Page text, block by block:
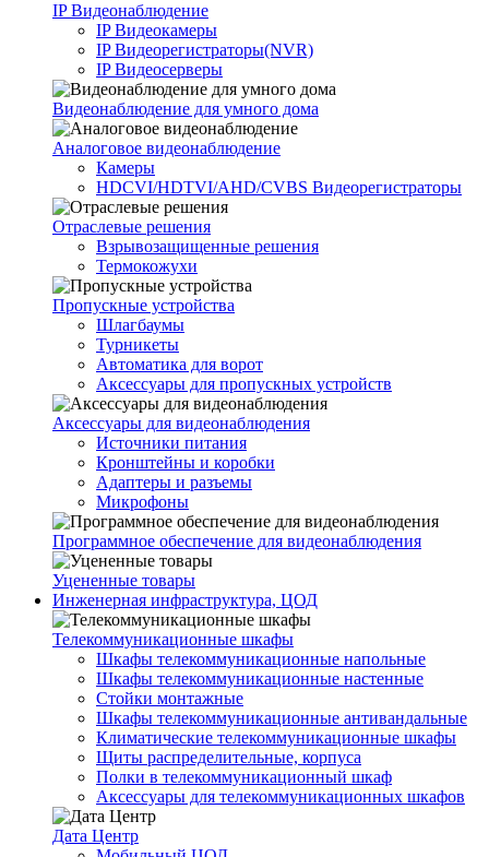
IP Видеонаблюдение
IP Видеокамеры
IP Видеорегистраторы(NVR)
IP Видеосерверы
Видеонаблюдение для умного дома
Аналоговое видеонаблюдение
Камеры
HDCVI/HDTVI/AHD/CVBS Видеорегистраторы
Отраслевые решения
Взрывозащищенные решения
Термокожухи
Пропускные устройства
Шлагбаумы
Турникеты
Автоматика для ворот
Аксессуары для пропускных устройств
Аксессуары для видеонаблюдения
Источники питания
Кронштейны и коробки
Адаптеры и разъемы
Микрофоны
Программное обеспечение для видеонаблюдения
Уцененные товары
Инженерная инфраструктура, ЦОД
Телекоммуникационные шкафы
Шкафы телекоммуникационные напольные
Шкафы телекоммуникационные настенные
Стойки монтажные
Шкафы телекоммуникационные антивандальные
Климатические телекоммуникационные шкафы
Щиты распределительные, корпуса
Полки в телекоммуникационный шкаф
Аксессуары для телекоммуникационных шкафов
Дата Центр